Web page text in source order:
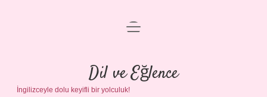
Anasayfa
Gizlilik Politikası
Yasal Uyarı
menüyü
Dil ve Eğlence
İngilizceyle dolu keyifli bir yolculuk!